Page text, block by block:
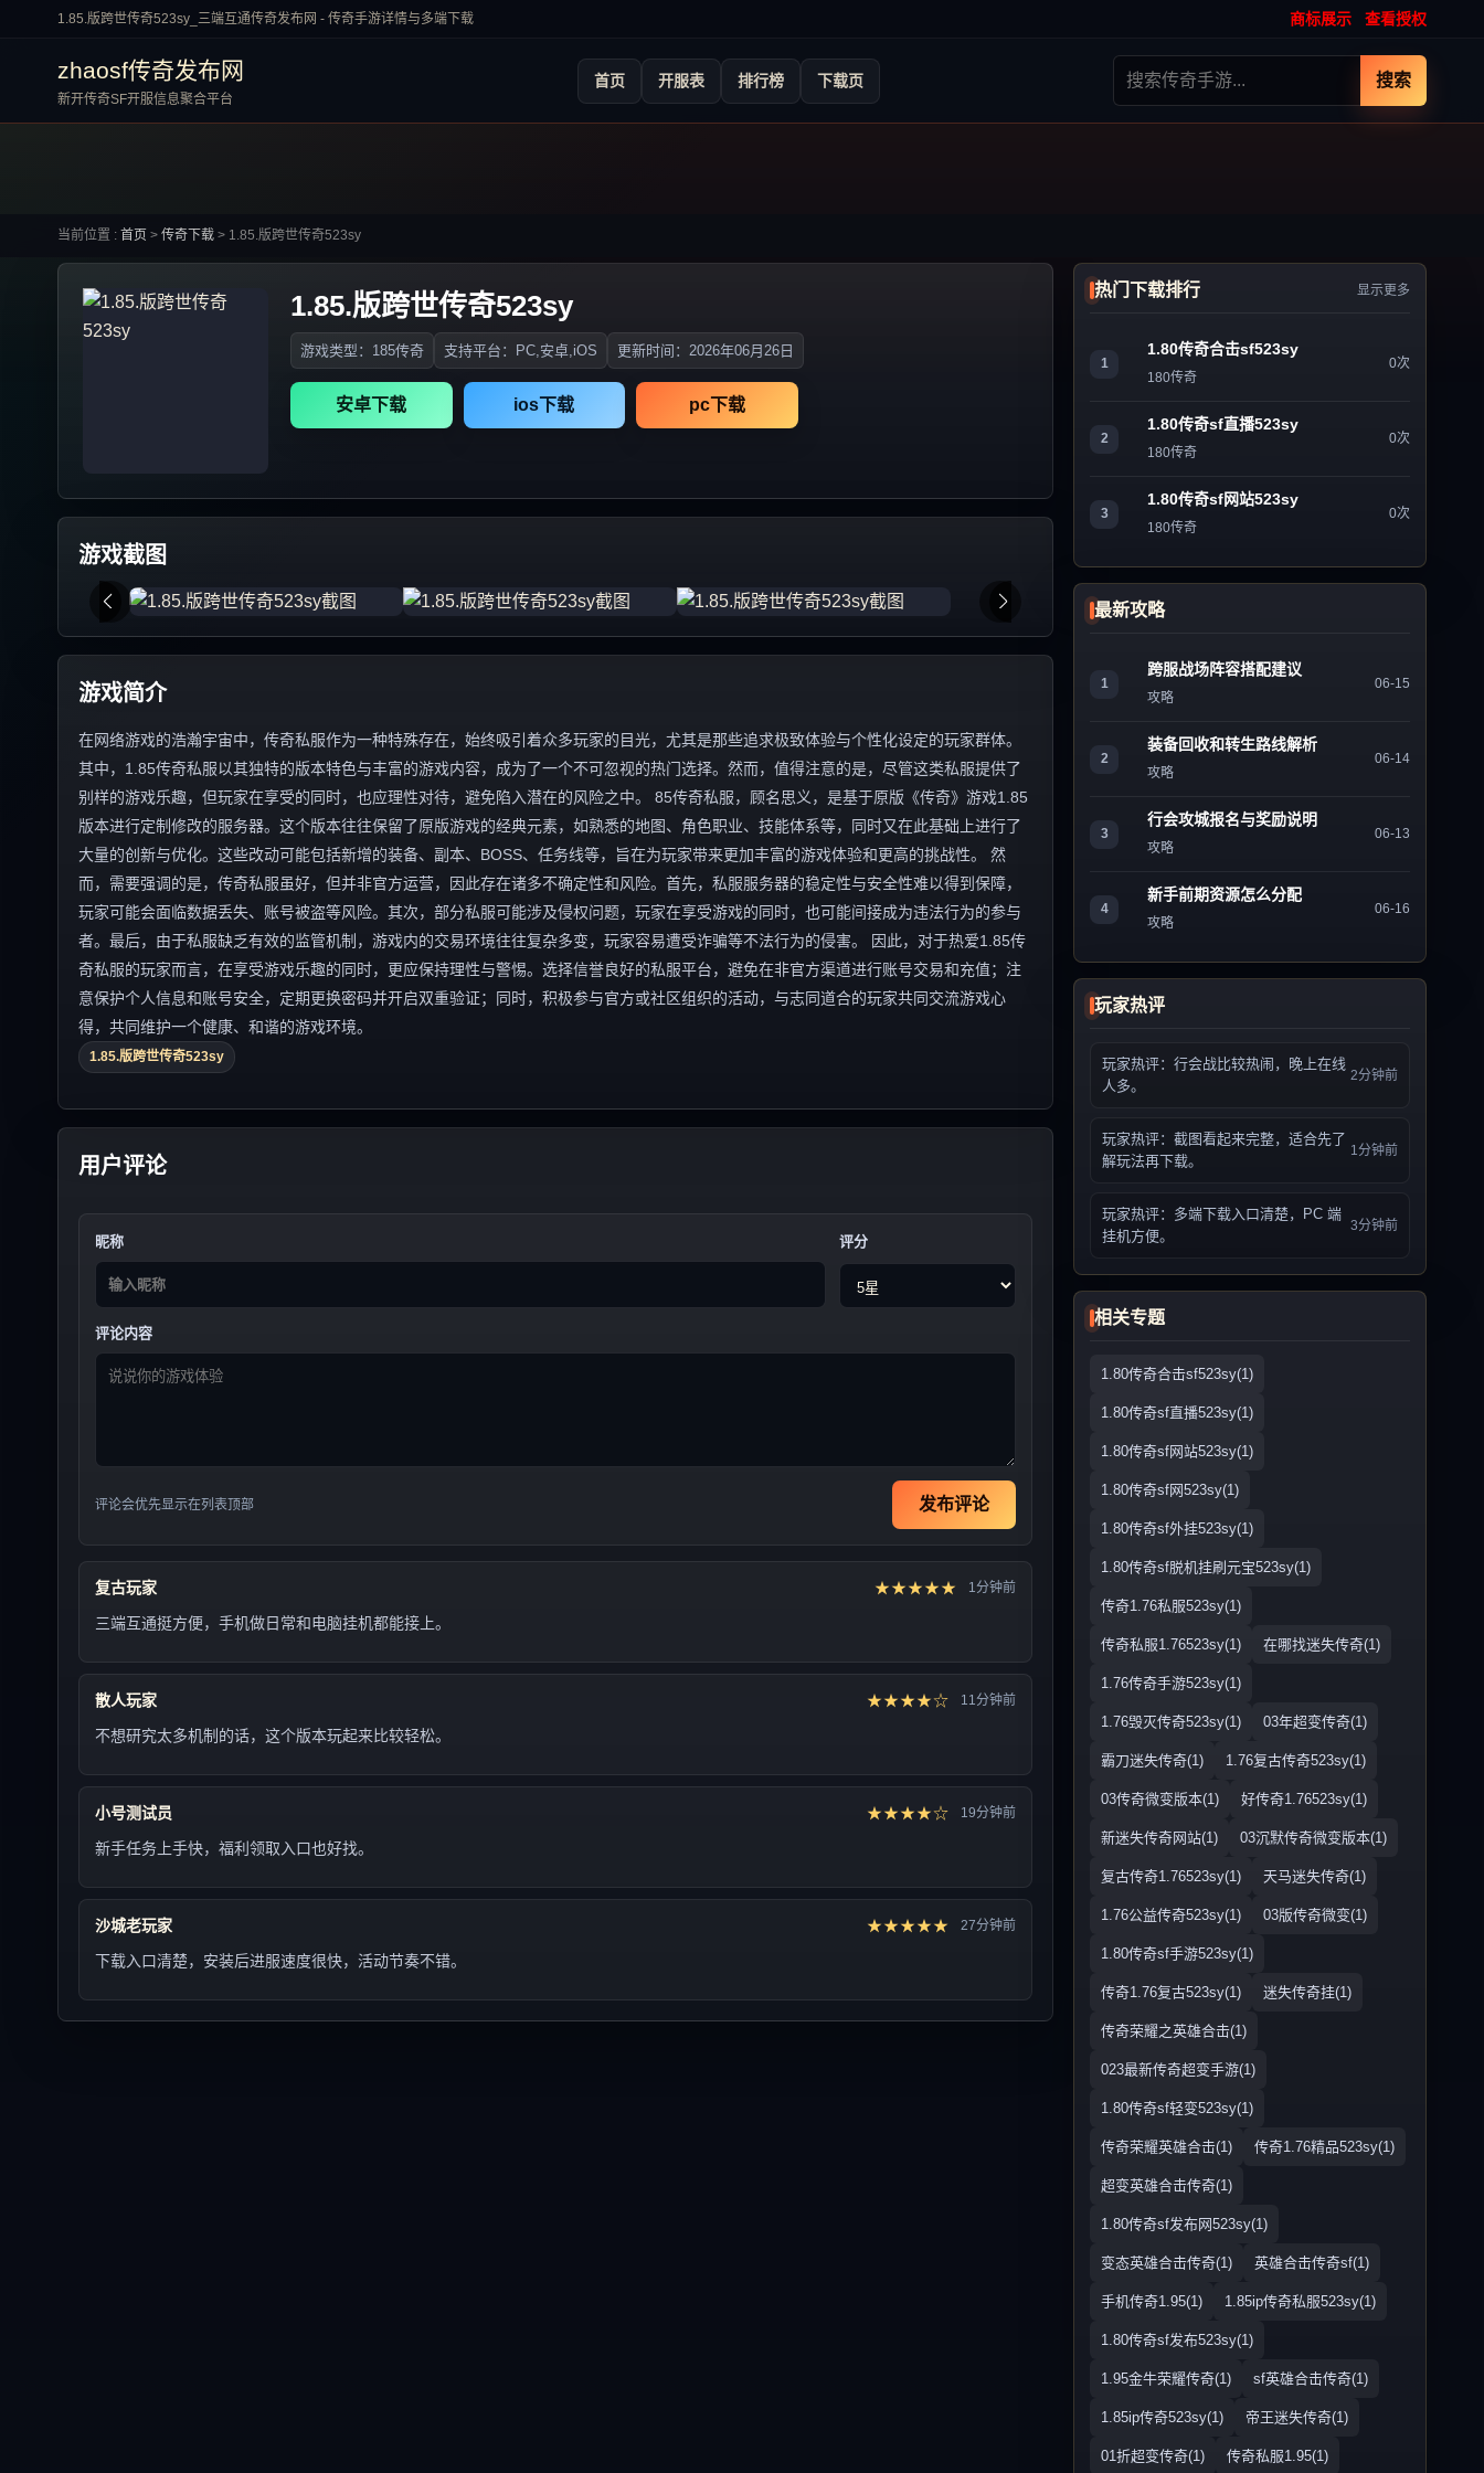
1.85.版跨世传奇523sy_三端互通传奇发布网 - 传奇手游详情与多端下载 商标展示 查看授权
zhaosf传奇发布网
新开传奇SF开服信息聚合平台
首页 开服表 排行榜 下载页 搜索
当前位置 : 首页 > 传奇下载 > 1.85.版跨世传奇523sy
1.85.版跨世传奇523sy
游戏类型：185传奇 支持平台：PC,安卓,iOS 更新时间：2026年06月26日
安卓下载 ios下载 pc下载
游戏截图
游戏简介
在网络游戏的浩瀚宇宙中，传奇私服作为一种特殊存在，始终吸引着众多玩家的目光，尤其是那些追求极致体验与个性化设定的玩家群体。
其中，1.85传奇私服以其独特的版本特色与丰富的游戏内容，成为了一个不可忽视的热门选择。然而，值得注意的是，尽管这类私服提供了
别样的游戏乐趣，但玩家在享受的同时，也应理性对待，避免陷入潜在的风险之中。 85传奇私服，顾名思义，是基于原版《传奇》游戏1.85
版本进行定制修改的服务器。这个版本往往保留了原版游戏的经典元素，如熟悉的地图、角色职业、技能体系等，同时又在此基础上进行了
大量的创新与优化。这些改动可能包括新增的装备、副本、BOSS、任务线等，旨在为玩家带来更加丰富的游戏体验和更高的挑战性。 然
而，需要强调的是，传奇私服虽好，但并非官方运营，因此存在诸多不确定性和风险。首先，私服服务器的稳定性与安全性难以得到保障，
玩家可能会面临数据丢失、账号被盗等风险。其次，部分私服可能涉及侵权问题，玩家在享受游戏的同时，也可能间接成为违法行为的参与
者。最后，由于私服缺乏有效的监管机制，游戏内的交易环境往往复杂多变，玩家容易遭受诈骗等不法行为的侵害。 因此，对于热爱1.85传
奇私服的玩家而言，在享受游戏乐趣的同时，更应保持理性与警惕。选择信誉良好的私服平台，避免在非官方渠道进行账号交易和充值；注
意保护个人信息和账号安全，定期更换密码并开启双重验证；同时，积极参与官方或社区组织的活动，与志同道合的玩家共同交流游戏心
得，共同维护一个健康、和谐的游戏环境。
1.85.版跨世传奇523sy
用户评论
昵称 评分
评论内容
评论会优先显示在列表顶部 发布评论
复古玩家 ★★★★★ 1分钟前
三端互通挺方便，手机做日常和电脑挂机都能接上。
散人玩家 ★★★★☆ 11分钟前
不想研究太多机制的话，这个版本玩起来比较轻松。
小号测试员 ★★★★☆ 19分钟前
新手任务上手快，福利领取入口也好找。
沙城老玩家 ★★★★★ 27分钟前
下载入口清楚，安装后进服速度很快，活动节奏不错。
热门下载排行 显示更多
1
1.80传奇合击sf523sy
180传奇
0次
2
1.80传奇sf直播523sy
180传奇
0次
3
1.80传奇sf网站523sy
180传奇
0次
最新攻略
1
跨服战场阵容搭配建议
攻略
06-15
2
装备回收和转生路线解析
攻略
06-14
3
行会攻城报名与奖励说明
攻略
06-13
4
新手前期资源怎么分配
攻略
06-16
玩家热评
玩家热评：行会战比较热闹，晚上在线
人多。
2分钟前
玩家热评：截图看起来完整，适合先了
解玩法再下载。
1分钟前
玩家热评：多端下载入口清楚，PC 端
挂机方便。
3分钟前
相关专题
1.80传奇合击sf523sy(1)
1.80传奇sf直播523sy(1)
1.80传奇sf网站523sy(1)
1.80传奇sf网523sy(1)
1.80传奇sf外挂523sy(1)
1.80传奇sf脱机挂刷元宝523sy(1)
传奇1.76私服523sy(1)
传奇私服1.76523sy(1) 在哪找迷失传奇(1)
1.76传奇手游523sy(1)
1.76毁灭传奇523sy(1) 03年超变传奇(1)
霸刀迷失传奇(1) 1.76复古传奇523sy(1)
03传奇微变版本(1) 好传奇1.76523sy(1)
新迷失传奇网站(1) 03沉默传奇微变版本(1)
复古传奇1.76523sy(1) 天马迷失传奇(1)
1.76公益传奇523sy(1) 03版传奇微变(1)
1.80传奇sf手游523sy(1)
传奇1.76复古523sy(1) 迷失传奇挂(1)
传奇荣耀之英雄合击(1)
023最新传奇超变手游(1)
1.80传奇sf轻变523sy(1)
传奇荣耀英雄合击(1) 传奇1.76精品523sy(1)
超变英雄合击传奇(1)
1.80传奇sf发布网523sy(1)
变态英雄合击传奇(1) 英雄合击传奇sf(1)
手机传奇1.95(1) 1.85ip传奇私服523sy(1)
1.80传奇sf发布523sy(1)
1.95金牛荣耀传奇(1) sf英雄合击传奇(1)
1.85ip传奇523sy(1) 帝王迷失传奇(1)
01折超变传奇(1) 传奇私服1.95(1)